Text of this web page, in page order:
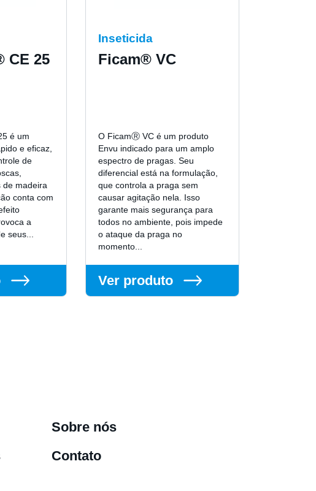
CE 25
é um
e eficaz,
de
de madeira
conta com
a
seus...
Inseticida
Ficam® VC
O FicamⓇ VC é um produto
Envu indicado para um amplo
espectro de pragas. Seu
diferencial está na formulação,
que controla a praga sem
causar agitação nela. Isso
garante mais segurança para
todos no ambiente, pois impede
o ataque da praga no
momento...
Ver produto
Sobre nós
Contato